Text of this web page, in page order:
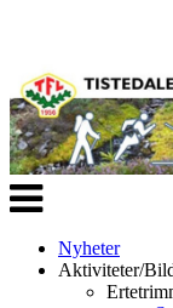
Veksle
navigasjon
Nyheter
Aktiviteter/